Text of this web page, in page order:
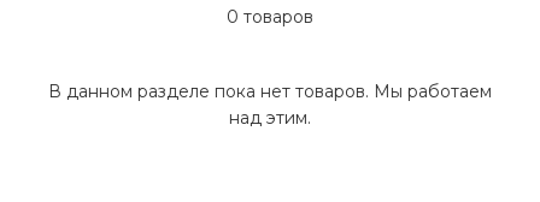
0 товаров
В данном разделе пока нет товаров. Мы работаем
над этим.